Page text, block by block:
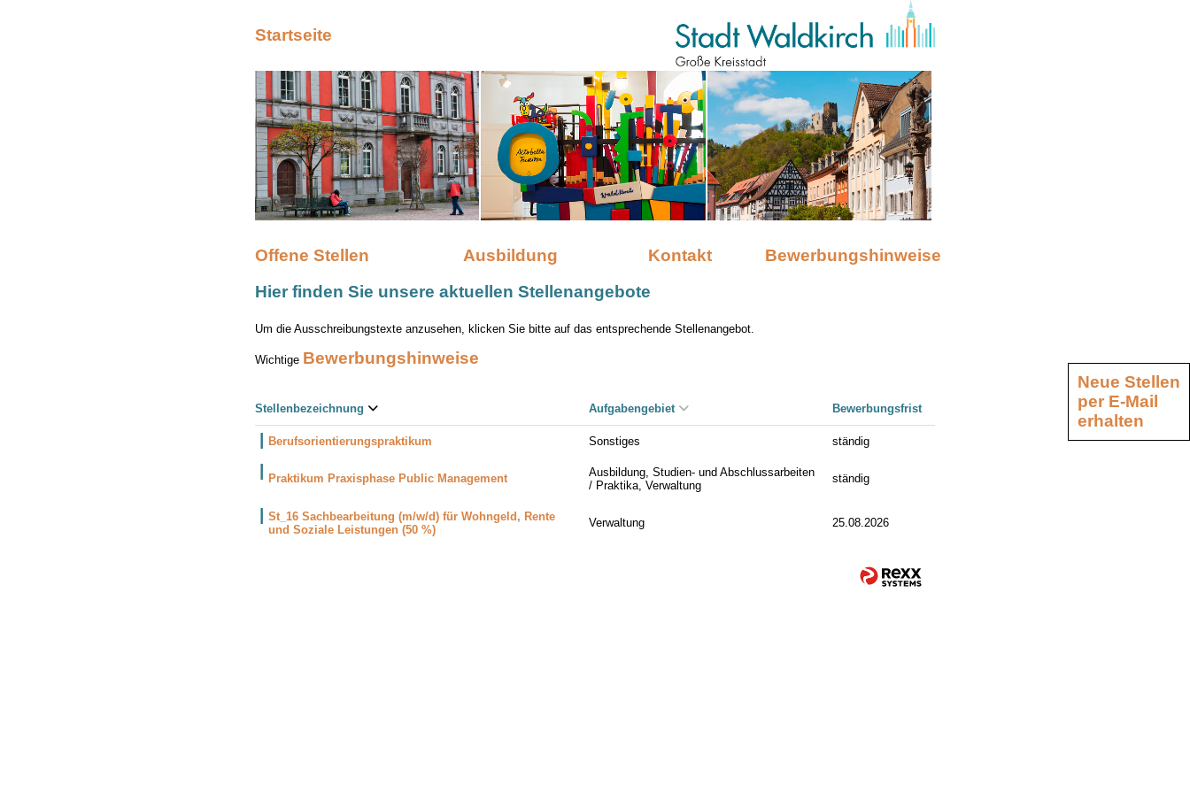
Startseite
Offene Stellen Ausbildung Kontakt
Bewerbungshinweise
Hier finden Sie unsere aktuellen Stellenangebote
Um die Ausschreibungstexte anzusehen, klicken Sie bitte auf das entsprechende Stellenangebot.
Wichtige Bewerbungshinweise
Stellenbezeichnung Aufgabengebiet Bewerbungsfrist
Berufsorientierungspraktikum Sonstiges ständig
Praktikum Praxisphase Public Management
Ausbildung, Studien- und Abschlussarbeiten
/ Praktika, Verwaltung
ständig
St_16 Sachbearbeitung (m/w/d) für Wohngeld, Rente
und Soziale Leistungen (50 %)
Verwaltung 25.08.2026
Neue Stellen
per E-Mail
erhalten